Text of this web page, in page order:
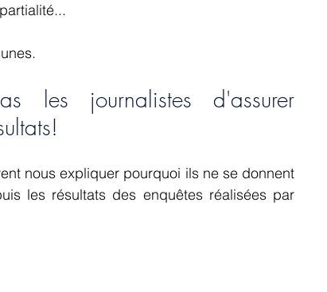
les journalistes d'assurer
nous expliquer pourquoi ils ne se donnent
les résultats des enquêtes réalisées par